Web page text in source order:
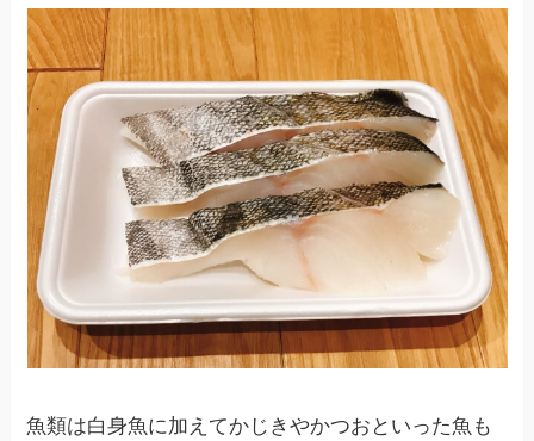
魚類は白身魚に加えてかじきやかつおといった魚も